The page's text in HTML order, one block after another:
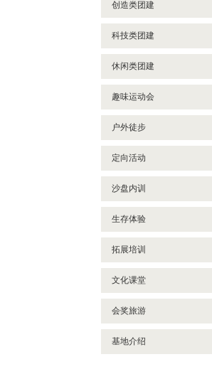
- 冰壶团建
- 攻防箭团建
- 桨板体验
- 笑傲江湖
- 三国争霸
创造类团建
- 扬帆起航
- 非洲鼓
- 极速飞车
- 共筑未来城
- 音乐团建
- 箱鼓团建
- 巨人捕手
- 挑战哥德堡
科技类团建
- 剧本团建
- 玩霸江湖
- 新西游团建
- 极速追踪
- 国宝密令
休闲类团建
- 密室逃脱
- 别墅轰趴
- 蹦床运动
- 真人CS野战
- 亲子课堂
趣味运动会
- “童年时光”运动会
- 企业趣味运动
- 社区趣味运动会
- 亲子家庭运动会
- 学校趣味运动会
户外徒步
- 天柱山徒步
- 徽杭古道徒步
- 定向闯关
- 安溪志闽徒步
- 十里蓝山徒步
- 天竺山徒步
- 徒步类团建
定向活动
- 定向闯关
- 鼓浪屿寻宝
- 城市定向
- 彩虹跑
- 埭美古镇定向
沙盘内训
- 峥嵘岁月
- 疯狂市场
- 模拟联合国
- 全-面运营管理沙盘
- 项目管理与运营沙盘
生存体验
- 野外生存
- 魔鬼训练
- 森林探险
- 冲出亚马逊
拓展培训
- 罗马炮架
- 疯狂市场
- 领袖风采
文化课堂
- 明德系列课堂《管理治
- 明德系列课堂《财富大
- 明德系列课堂《智慧父
会奖旅游
- 会奖旅游
基地介绍